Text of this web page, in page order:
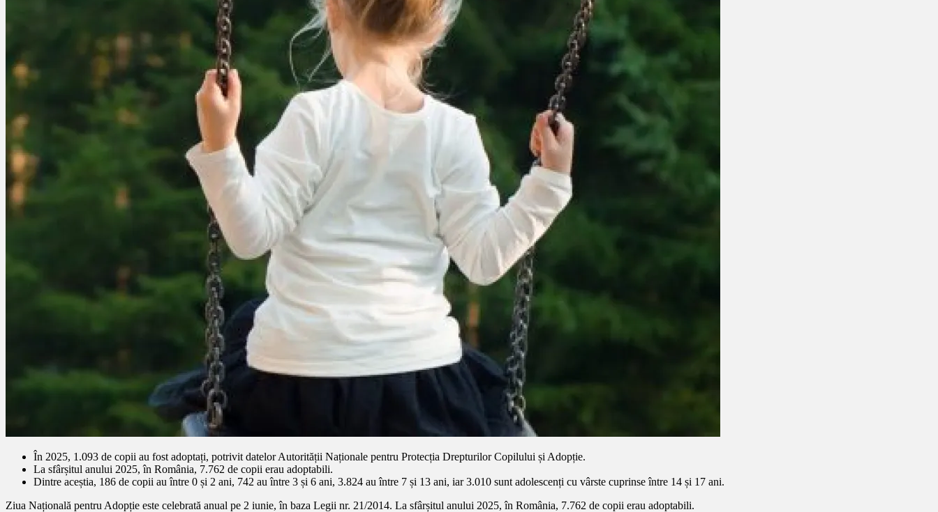
În 2025, 1.093 de copii au fost adoptați, potrivit datelor Autorității Naționale pentru Protecția Drepturilor Copilului și Adopție.
La sfârșitul anului 2025, în România, 7.762 de copii erau adoptabili.
Dintre aceștia, 186 de copii au între 0 și 2 ani, 742 au între 3 și 6 ani, 3.824 au între 7 și 13 ani, iar 3.010 sunt adolescenți cu vârste cuprinse între 14 și 17 ani.
Ziua Națională pentru Adopție este celebrată anual pe 2 iunie, în baza Legii nr. 21/2014. La sfârșitul anului 2025, în România, 7.762 de copii erau adoptabili.